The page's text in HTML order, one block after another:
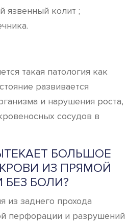
язвенный колит ;
такая патология как
развивается
и нарушения роста,
сосудов в
БОЛЬШОЕ
ИЗ ПРЯМОЙ
БОЛИ?
из заднего прохода
перфорации и разрушений